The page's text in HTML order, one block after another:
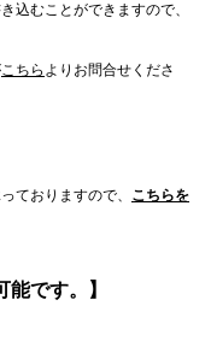
込むことができますので、
こちら よりお問合せくださ
ておりますので、 こちらを
能です。】